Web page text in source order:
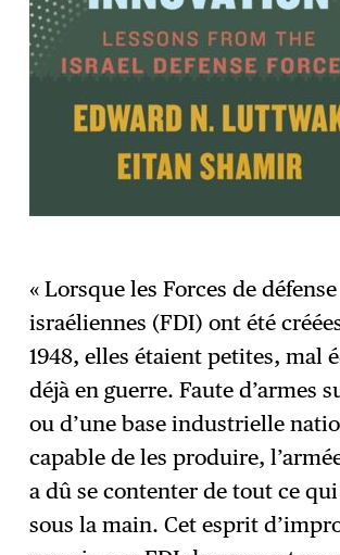
« Lorsque les Forces de défense
israéliennes (FDI) ont été
1948, elles étaient petites, mal
déjà en guerre. Faute d’armes
ou d’une base industrielle
capable de les produire,
a dû se contenter de tout ce
sous la main. Cet esprit